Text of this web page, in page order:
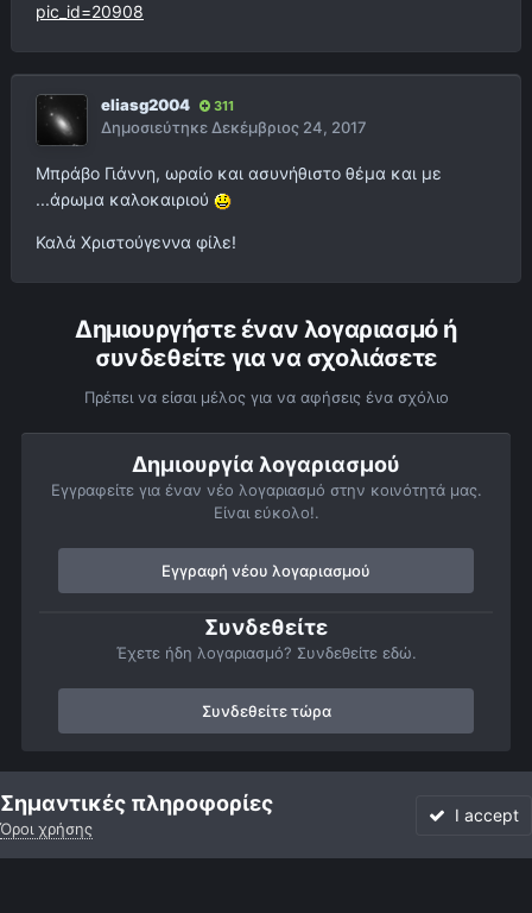
pic_id=20908
eliasg2004 311
ΔημοσιεύτηκεΔεκέμβριος 24, 2017
Μπράβο Γιάννη, ωραίο και ασυνήθιστο θέμα και με
...άρωμα καλοκαιριού
Καλά Χριστούγεννα φίλε!
Δημιουργήστε έναν λογαριασμό ή
συνδεθείτε για να σχολιάσετε
Πρέπει να είσαι μέλος για να αφήσεις ένα σχόλιο
Δημιουργία λογαριασμού
Εγγραφείτε για έναν νέο λογαριασμό στην κοινότητά μας.
Είναι εύκολο!.
Εγγραφή νέου λογαριασμού
Συνδεθείτε
Έχετε ήδη λογαριασμό? Συνδεθείτε εδώ.
Συνδεθείτε τώρα
Αρχή Αστροφωτογραφίες Βαθύς Ουρανός
Σημαντικές πληροφορίες
Όροι χρήσης
I accept
Forum